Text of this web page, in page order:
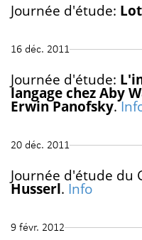
Journée d'étude:
16 déc. 2011
Journée d'étude:
langage chez Aby
Erwin Panofsky.
20 déc. 2011
Journée d'étude du
Husserl. Info
9 févr. 2012